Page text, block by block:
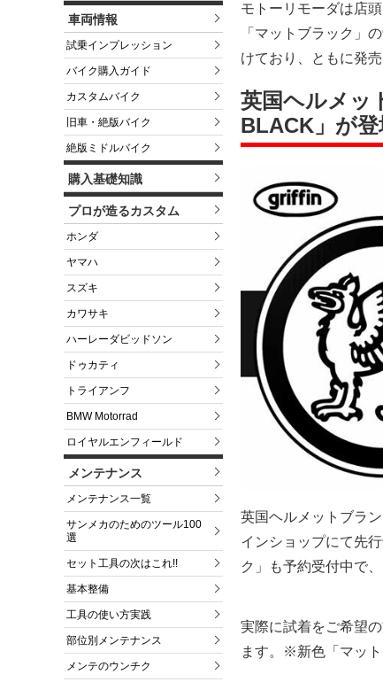
車両情報
試乗インプレッション
バイク購入ガイド
カスタムバイク
旧車・絶版バイク
絶版ミドルバイク
購入基礎知識
プロが造るカスタム
ホンダ
ヤマハ
スズキ
カワサキ
ハーレーダビッドソン
ドゥカティ
トライアンフ
BMW Motorrad
ロイヤルエンフィールド
メンテナンス
メンテナンス一覧
サンメカのためのツール100
選
セット工具の次はこれ!!
基本整備
工具の使い方実践
部位別メンテナンス
メンテのウンチク
モトーリモーダは店
「マットブラック」
けており、ともに発
英国ヘルメッ
BLACK」が
英国ヘルメットブラ
インショップにて先
ク」も予約受付中で
実際に試着をご希望
ます。※新色「マット